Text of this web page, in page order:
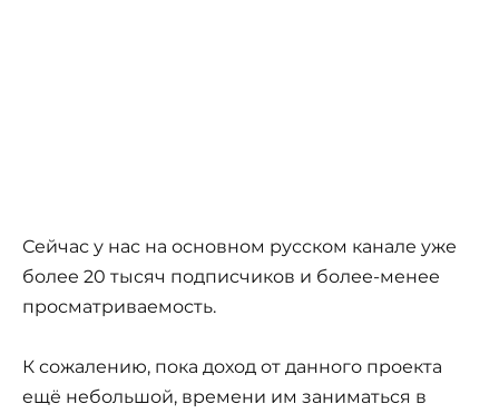
Сейчас у нас на основном русском канале уже
более 20 тысяч подписчиков и более-менее
просматриваемость.
К сожалению, пока доход от данного проекта
ещё небольшой, времени им заниматься в